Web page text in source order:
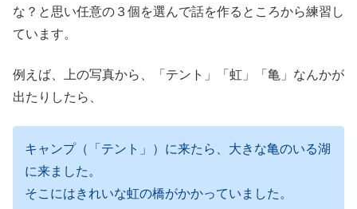
な？と思い任意の３個を選んで話を作るところから練習し
ています。
例えば、上の写真から、「テント」「虹」「亀」なんかが
出たりしたら、
キャンプ（「テント」）に来たら、大きな亀のいる湖
に来ました。
そこにはきれいな虹の橋がかかっていました。